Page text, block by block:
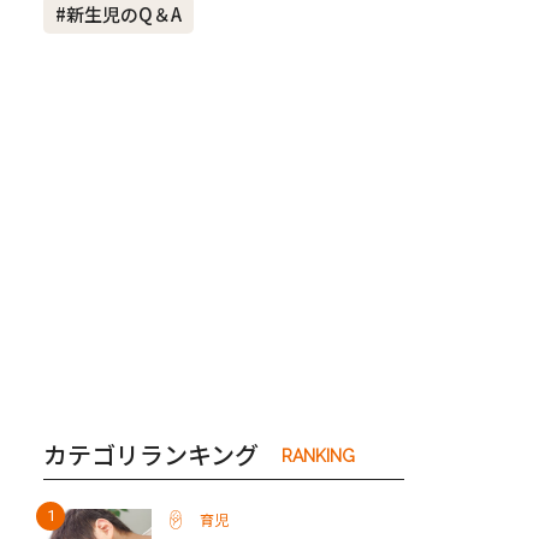
夫婦
#新生児のQ＆A
カテゴリランキング RANKING
育児